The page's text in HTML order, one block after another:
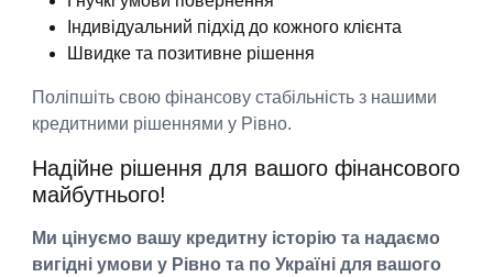
Індивідуальний підхід до кожного клієнта
Швидке та позитивне рішення
Поліпшіть свою фінансову стабільність з нашими
кредитними рішеннями у Рівно.
Надійне рішення для вашого фінансового
майбутнього!
Ми цінуємо вашу кредитну історію та надаємо
вигідні умови у Рівно та по Україні для вашого